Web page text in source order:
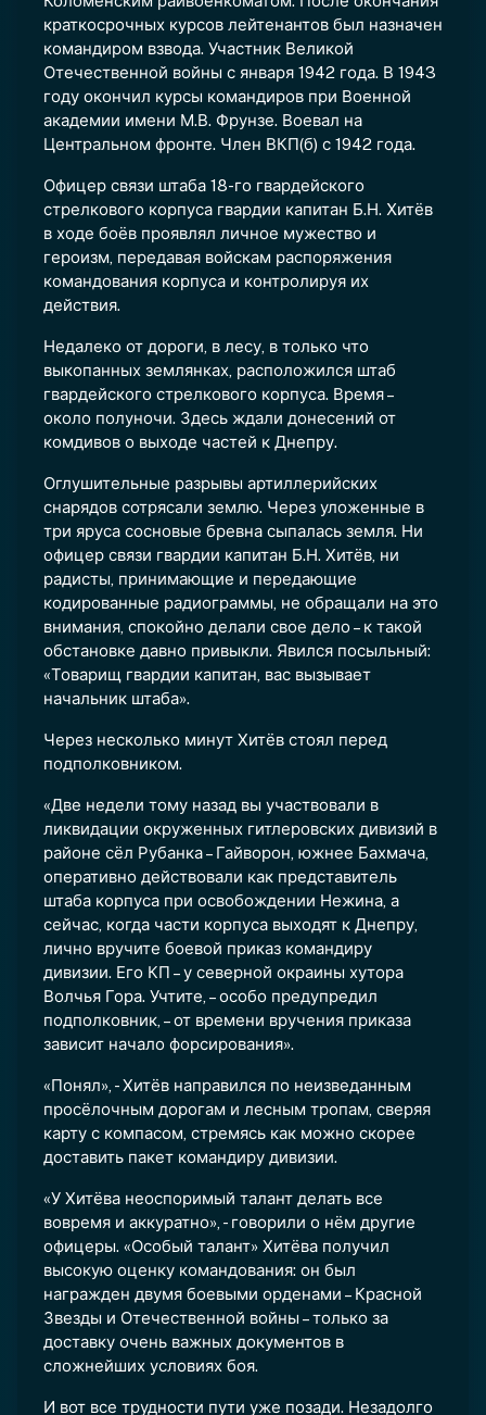
краткосрочных курсов лейтенантов был назначен
командиром взвода. Участник Великой
Отечественной войны с января 1942 года. В 1943
году окончил курсы командиров при Военной
академии имени М.В. Фрунзе. Воевал на
Центральном фронте. Член ВКП(б) с 1942 года.
Офицер связи штаба 18-го гвардейского
стрелкового корпуса гвардии капитан Б.Н. Xитёв
в ходе боёв проявлял личное мужество и
героизм, передавая войскам распоряжения
командования корпуса и контролируя их
действия.
Недалеко от дороги, в лесу, в только что
выкопанных землянках, расположился штаб
гвардейского стрелкового корпуса. Время –
около полуночи. Здесь ждали донесений от
комдивов о выходе частей к Днепру.
Оглушительные разрывы артиллерийских
снарядов сотрясали землю. Через уложенные в
три яруса сосновые бревна сыпалась земля. Ни
офицер связи гвардии капитан Б.Н. Хитёв, ни
радисты, принимающие и передающие
кодированные радиограммы, не обращали на это
внимания, спокойно делали свое дело – к такой
обстановке давно привыкли. Явился посыльный:
«Товарищ гвардии капитан, вас вызывает
начальник штаба».
Через несколько минут Хитёв стоял перед
подполковником.
«Две недели тому назад вы участвовали в
ликвидации окруженных гитлеровских дивизий в
районе сёл Рубанка – Гайворон, южнее Бахмача,
оперативно действовали как представитель
штаба корпуса при освобождении Нежина, а
сейчас, когда части корпуса выходят к Днепру,
лично вручите боевой приказ командиру
дивизии. Его КП – у северной окраины хутора
Волчья Гора. Учтите, – особо предупредил
подполковник, – от времени вручения приказа
зависит начало форсирования».
«Понял», - Хитёв направился по неизведанным
просёлочным дорогам и лесным тропам, сверяя
карту с компасом, стремясь как можно скорее
доставить пакет командиру дивизии.
«У Хитёва неоспоримый талант делать все
вовремя и аккуратно», - говорили о нём другие
офицеры. «Особый талант» Хитёва получил
высокую оценку командования: он был
награжден двумя боевыми орденами – Красной
Звезды и Отечественной войны – только за
доставку очень важных документов в
сложнейших условиях боя.
И вот все трудности пути уже позади. Незадолго